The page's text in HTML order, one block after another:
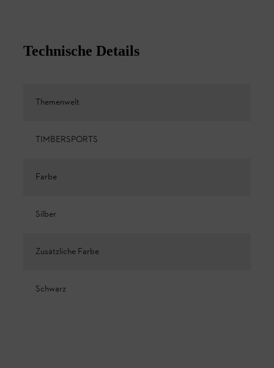
Technische Details
Themenwelt
TIMBERSPORTS
Farbe
Silber
Zusätzliche Farbe
Schwarz